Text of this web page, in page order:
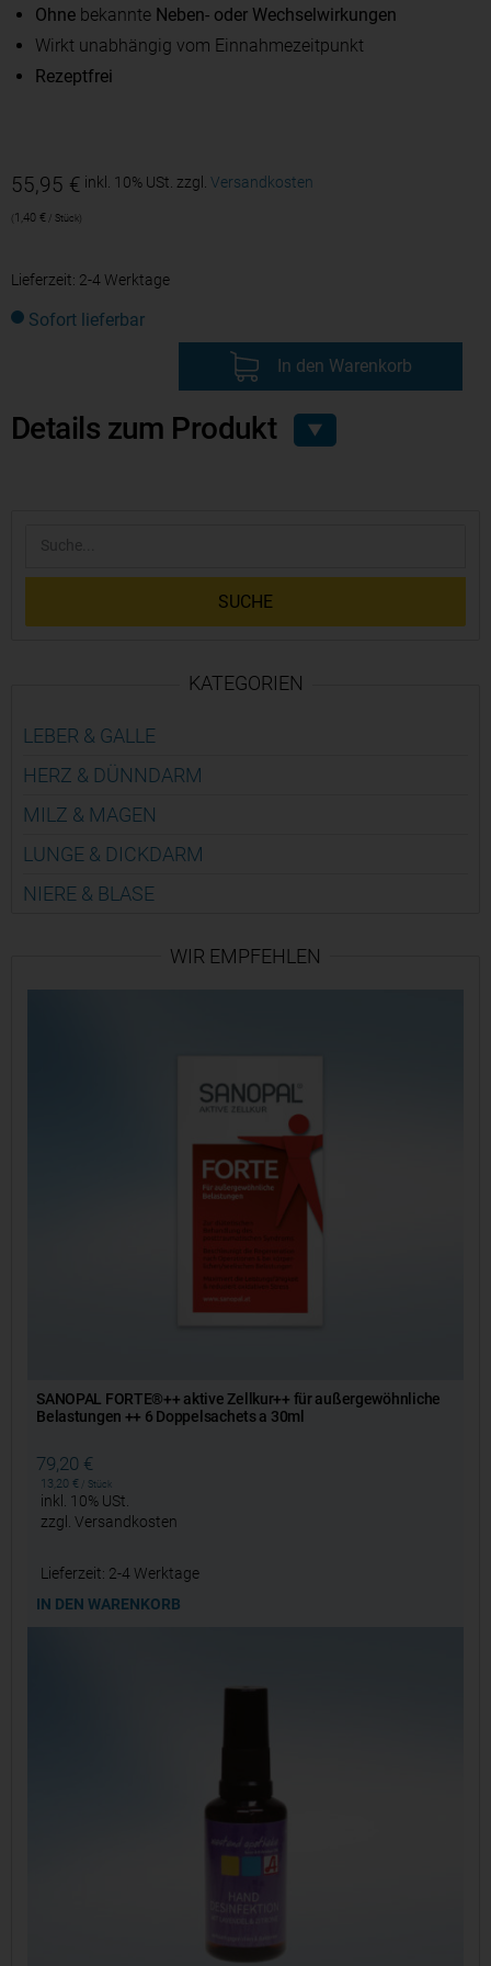
Ohne bekannte Neben- oder Wechselwirkungen
Wirkt unabhängig vom Einnahmezeitpunkt
Rezeptfrei
55,95 € inkl. 10% USt. zzgl. Versandkosten
1,40 € / Stück
Lieferzeit: 2-4 Werktage
Sofort lieferbar
In den Warenkorb
Details zum Produkt ▼
SUCHE
KATEGORIEN
LEBER & GALLE
HERZ & DÜNN­DARM
MILZ & MAGEN
LUNGE & DICK­DARM
NIERE & BLASE
WIR EMPFEHLEN
SANOPAL FORTE®++ aktive Zellkur++ für außergewöhnliche
Belastungen ++ 6 Doppelsachets a 30ml
79,20 €
13,20€ Stück
inkl. 10% USt.
zzgl.Versandkosten
Lieferzeit: 2-4 Werktage
IN DEN WARENKORB